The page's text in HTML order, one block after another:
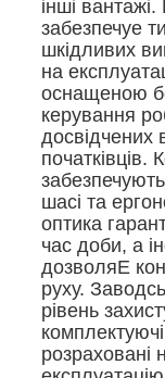
інші
забезпечуе
шкідливих
на
оснащеною
керування
досвідчених
початківців.
шасі та
оптика
час доби, а
дозволяЕ
руху.
рівень
розраховані